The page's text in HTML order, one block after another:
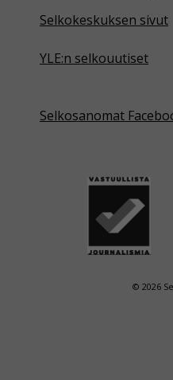
Selkokeskuksen sivut
YLE:n selkouutiset
Selkosanomat
© 2026